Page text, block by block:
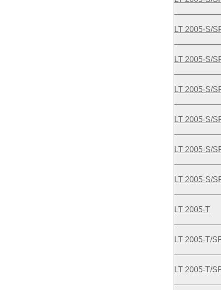
LT 2005-S/
LT 2005-S/
LT 2005-S/
LT 2005-S/
LT 2005-S/
LT 2005-S/
LT 2005-T
LT 2005-T/
LT 2005-T/